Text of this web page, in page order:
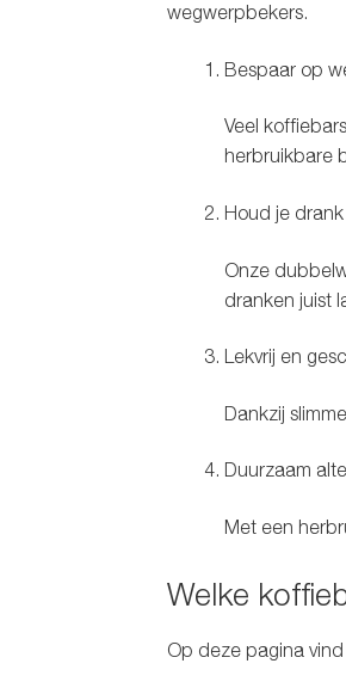
wegwerpbekers.
Bespaar op
Veel
herbruikbare
Houd je
Onze
dranken juist
Lekvrij en
Dankzij
Duurzaam
Met een
Welke
Op deze pagina